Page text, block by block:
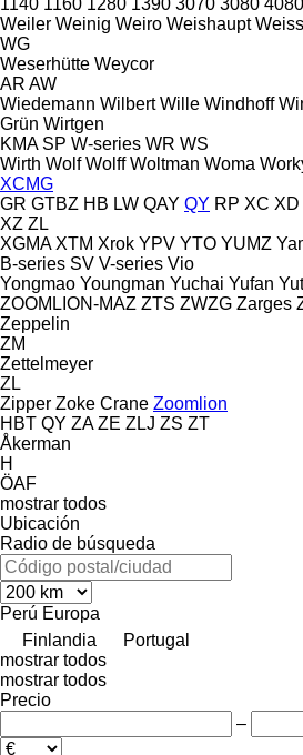
Weiler Weinig Weiro Weishaupt Weiss
WG
Weserhütte Weycor
AR AW
Wiedemann Wilbert Wille Windhoff
Grün Wirtgen
KMA SP W-series WR WS
Wirth Wolf Wolff Woltman Woma
XCMG
GR GTBZ HB LW QAY QY RP XC XD
XZ ZL
XGMA XTM Xrok YPV YTO YUMZ
B-series SV V-series Vio
Yongmao Youngman Yuchai Yufan
ZOOMLION-MAZ ZTS ZWZG Zarges
Zeppelin
ZM
Zettelmeyer
ZL
Zipper Zoke Crane Zoomlion
HBT QY ZA ZE ZLJ ZS ZT
Åkerman
H
ÖAF
mostrar todos
Ubicación
Radio de búsqueda
Perú Europa
Finlandia
Portugal
mostrar todos
mostrar todos
Precio
–